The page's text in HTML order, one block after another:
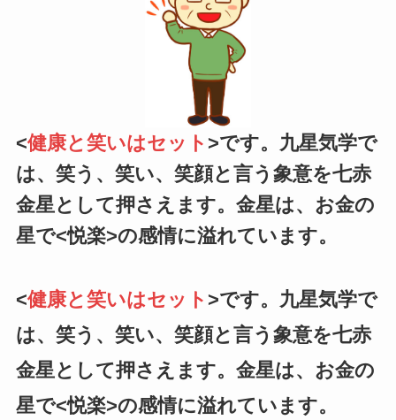
<健康と笑いはセット >です。九星気学で
は、笑う、笑い、笑顔と言う象意を七赤
金星として押さえます。金星は、お金の
星で<悦楽>の感情に溢れています。
<健康と笑いはセット >です。九星気学で
は、笑う、笑い、笑顔と言う象意を七赤
金星として押さえます。金星は、お金の
星で<悦楽>の感情に溢れています。